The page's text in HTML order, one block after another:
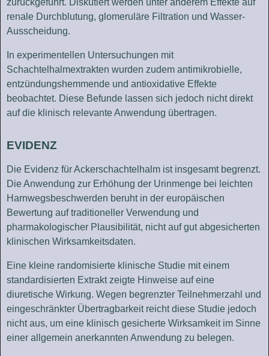
zurückgeführt. Diskutiert werden unter anderem Effekte auf
renale Durchblutung, glomeruläre Filtration und Wasser-
Ausscheidung.
In experimentellen Untersuchungen mit
Schachtelhalmextrakten wurden zudem antimikrobielle,
entzündungshemmende und antioxidative Effekte
beobachtet. Diese Befunde lassen sich jedoch nicht direkt
auf die klinisch relevante Anwendung übertragen.
EVIDENZ
Die Evidenz für Ackerschachtelhalm ist insgesamt begrenzt.
Die Anwendung zur Erhöhung der Urinmenge bei leichten
Harnwegsbeschwerden beruht in der europäischen
Bewertung auf traditioneller Verwendung und
pharmakologischer Plausibilität, nicht auf gut abgesicherten
klinischen Wirksamkeitsdaten.
Eine kleine randomisierte klinische Studie mit einem
standardisierten Extrakt zeigte Hinweise auf eine
diuretische Wirkung. Wegen begrenzter Teilnehmerzahl und
eingeschränkter Übertragbarkeit reicht diese Studie jedoch
nicht aus, um eine klinisch gesicherte Wirksamkeit im Sinne
einer allgemein anerkannten Anwendung zu belegen.